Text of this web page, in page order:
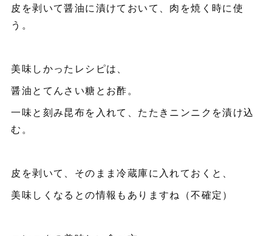
皮を剥いて醤油に漬けておいて、肉を焼く時に使
う。
美味しかったレシピは、
醤油とてんさい糖とお酢。
一味と刻み昆布を入れて、たたきニンニクを漬け込
む。
皮を剥いて、そのまま冷蔵庫に入れておくと、
美味しくなるとの情報もありますね（不確定）